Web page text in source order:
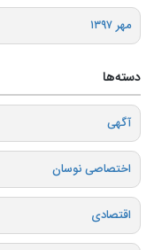
مهر ۱۳۹۷
دسته‌ها
آگهی
اختصاصی نوسان
اقتصادی